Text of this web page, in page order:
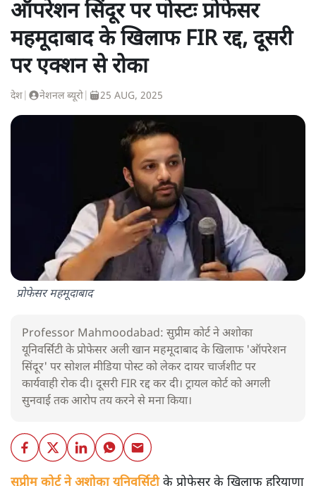
ऑपरेशन सिंदूर पर पोस्टः प्रोफेसर
महमूदाबाद के खिलाफ FIR रद्द, दूसरी
पर एक्शन से रोका
देश नेशनल ब्यूरो 25 AUG, 2025
प्रोफेसर महमूदाबाद
Professor Mahmoodabad: सुप्रीम कोर्ट ने अशोका
यूनिवर्सिटी के प्रोफेसर अली खान महमूदाबाद के खिलाफ 'ऑपरेशन
सिंदूर' पर सोशल मीडिया पोस्ट को लेकर दायर चार्जशीट पर
कार्यवाही रोक दी। दूसरी FIR रद्द कर दी। ट्रायल कोर्ट को अगली
सुनवाई तक आरोप तय करने से मना किया।
सुप्रीम कोर्ट ने अशोका यूनिवर्सिटीके प्रोफेसर के खिलाफ हरियाणा